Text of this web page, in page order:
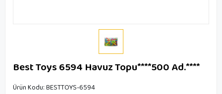
Best Toys 6594 Havuz Topu****500 Ad.****
Ürün Kodu:BESTTOYS-6594